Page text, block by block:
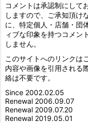
コメントは承認制にして
しますので、ご承知頂け
に、特定個人・店舗・団
ィブな印象を持つコメン
しません。
このサイトへのリンクは
内容や画像を引用される
絡は不要です。
Since 2002.02.05
Renewal 2006.09.07
Renewal 2009.07.20
Renewal 2019.05.01